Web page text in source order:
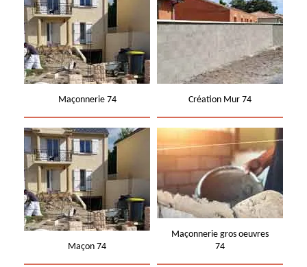
Maçonnerie 74 Création Mur 74
Maçon 74
Maçonnerie gros oeuvres
74